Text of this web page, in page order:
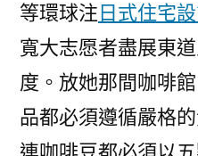
等環球注日式住宅
寬大志愿者盡展東
度。放她那間咖啡
品都必須遵循嚴格